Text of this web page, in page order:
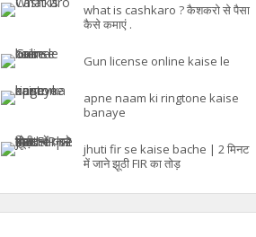
what is cashkaro ? कैशकरो से पैसा
कैसे कमाएं .
Gun license online kaise le
apne naam ki ringtone kaise
banaye
jhuti fir se kaise bache | 2 मिनट
में जाने झूठी FIR का तोड़